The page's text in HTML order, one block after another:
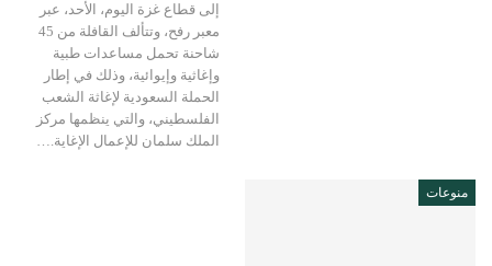
إلى قطاع غزة اليوم، الأحد، عبر
معبر رفح، وتتألف القافلة من 45
شاحنة تحمل مساعدات طبية
وإغاثية وإيوائية، وذلك في إطار
الحملة السعودية لإغاثة الشعب
الفلسطيني، والتي ينظمها مركز
الملك سلمان للإعمال الإغاية.…
منوعات